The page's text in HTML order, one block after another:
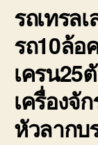
รถเทรล
รถ10ล้อ
เครน25
เครื่องจั
หัวลากบ